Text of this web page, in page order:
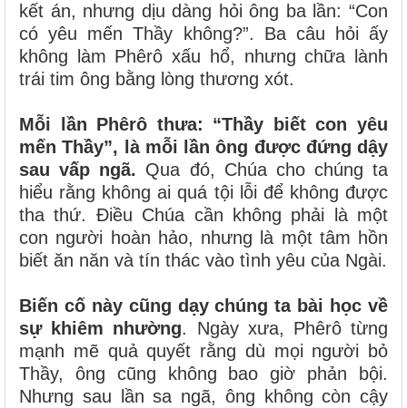
kết án, nhưng dịu dàng hỏi ông ba lần: “Con
có yêu mến Thầy không?”. Ba câu hỏi ấy
không làm Phêrô xấu hổ, nhưng chữa lành
trái tim ông bằng lòng thương xót.
Mỗi lần Phêrô thưa: “Thầy biết con yêu
mến Thầy”, là mỗi lần ông được đứng dậy
sau vấp ngã. Qua đó, Chúa cho chúng ta
hiểu rằng không ai quá tội lỗi để không được
tha thứ. Điều Chúa cần không phải là một
con người hoàn hảo, nhưng là một tâm hồn
biết ăn năn và tín thác vào tình yêu của Ngài.
Biến cố này cũng dạy chúng ta bài học về
sự khiêm nhường. Ngày xưa, Phêrô từng
mạnh mẽ quả quyết rằng dù mọi người bỏ
Thầy, ông cũng không bao giờ phản bội.
Nhưng sau lần sa ngã, ông không còn cậy